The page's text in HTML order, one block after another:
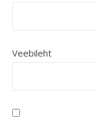
Veebileht